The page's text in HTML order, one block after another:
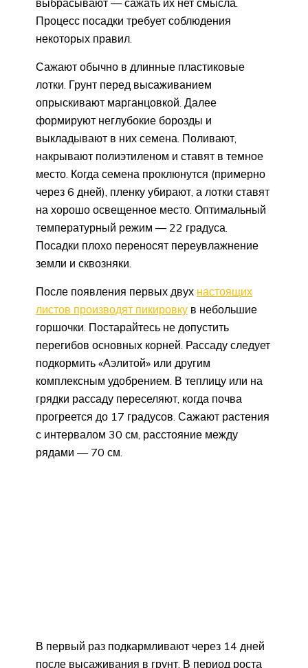
Процесс посадки требует соблюдения
некоторых правил.
Сажают обычно в длинные пластиковые
лотки. Грунт перед высаживанием
опрыскивают марганцовкой. Далее
формируют неглубокие борозды и
выкладывают в них семена. Поливают,
накрывают полиэтиленом и ставят в темное
место. Когда семена проклюнутся (примерно
через 6 дней), пленку убирают, а лотки ставят
на хорошо освещенное место. Оптимальный
температурный режим — 22 градуса.
Посадки плохо переносят переувлажнение
земли и сквозняки.
После появления первых двух настоящих
листов производят пикировку в небольшие
горшочки. Постарайтесь не допустить
перегибов основных корней. Рассаду следует
подкормить «Аэлитой» или другим
комплексным удобрением. В теплицу или на
грядки рассаду переселяют, когда почва
прогреется до 17 градусов. Сажают растения
с интервалом 30 см, расстояние между
рядами — 70 см.
В первый раз подкармливают через 14 дней
после высаживания в грунт. В период роста